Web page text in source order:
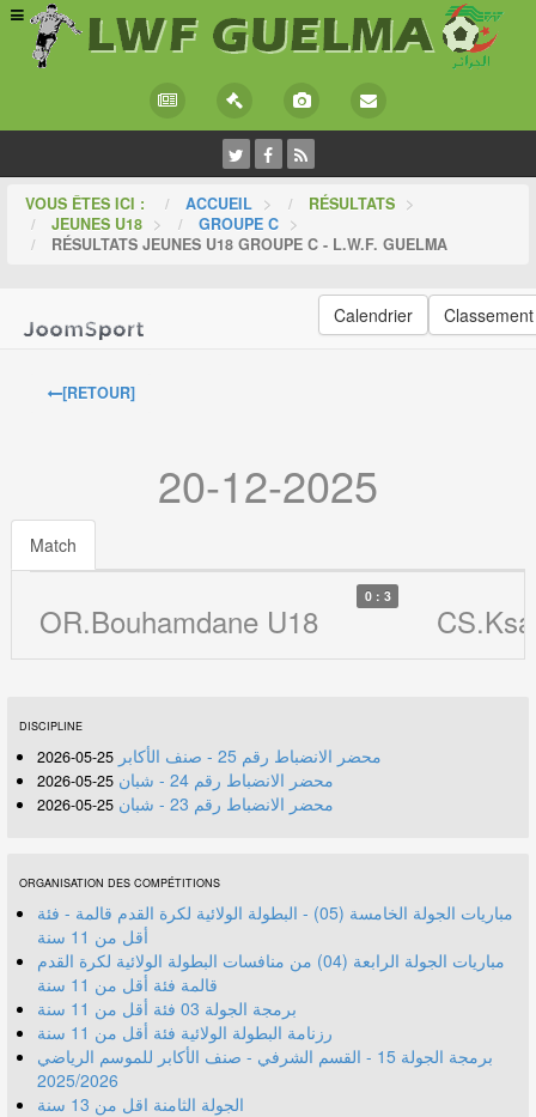
VOUS ÊTES ICI : ACCUEIL > RÉSULTATS >
JEUNES U18 > GROUPE C >
RÉSULTATS JEUNES U18 GROUPE C - L.W.F. GUELMA
Calendrier Classement
[RETOUR]
20-12-2025
Match
OR.Bouhamdane U18
0 : 3
DISCIPLINE
محضر الانضباط رقم 25 - صنف الأكابر 25-05-2026
محضر الانضباط رقم 24 - شبان 25-05-2026
محضر الانضباط رقم 23 - شبان 25-05-2026
ORGANISATION DES COMPÉTITIONS
مباريات الجولة الخامسة (05) - البطولة الولائية لكرة القدم قالمة - فئة
أقل من 11 سنة
مباريات الجولة الرابعة (04) من منافسات البطولة الولائية لكرة القدم
قالمة فئة أقل من 11 سنة
برمجة الجولة 03 فئة أقل من 11 سنة
رزنامة البطولة الولائية فئة أقل من 11 سنة
برمجة الجولة 15 - القسم الشرفي - صنف الأكابر للموسم الرياضي
2025/2026
الجولة الثامنة اقل من 13 سنة